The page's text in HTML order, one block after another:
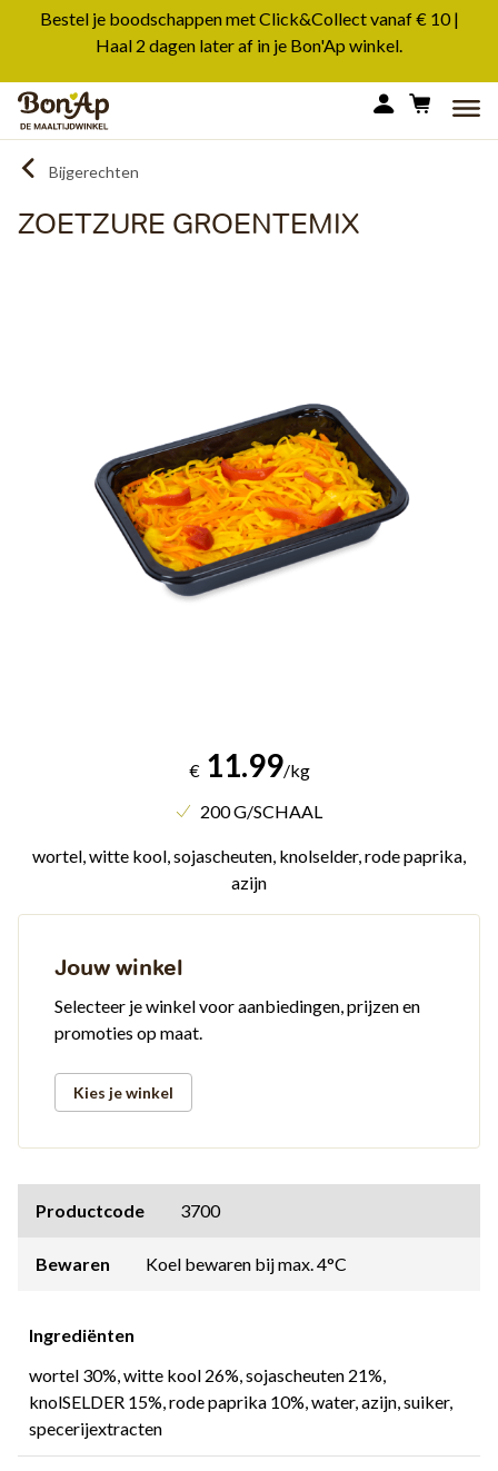
Overslaan
de
inhoud
gaan
Bestel je boodschappen met Click&Collect vanaf € 10 |
Haal 2 dagen later af in je Bon'Ap winkel.
Bijgerechten
ZOETZURE GROENTEMIX
€11.99/kg
200 G/SCHAAL
wortel, witte kool, sojascheuten, knolselder, rode paprika,
azijn
Jouw winkel
Selecteer je winkel voor aanbiedingen, prijzen en
promoties op maat.
Kies je winkel
Productcode 3700
Bewaren Koel bewaren bij max. 4°C
Ingrediënten
wortel 30%, witte kool 26%, sojascheuten 21%,
knolSELDER 15%, rode paprika 10%, water, azijn, suiker,
specerijextracten